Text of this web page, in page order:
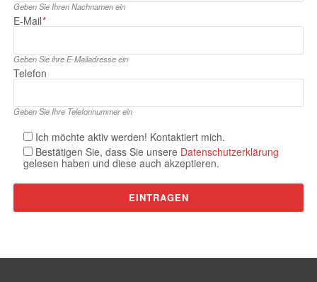
Geben Sie Ihren Nachnamen ein
E‑Mail*
Geben Sie ihre E‑Mailadresse ein
Telefon
Geben Sie Ihre Telefonnummer ein
Ich möchte aktiv werden! Kontaktiert mich.
Bestätigen Sie, dass Sie unsere Datenschutzerklärung
gelesen haben und diese auch akzeptieren.